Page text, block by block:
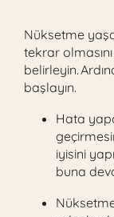
Nüksetme
tekrar
belirleyin.
başlayın.
Hata
iyisini
buna